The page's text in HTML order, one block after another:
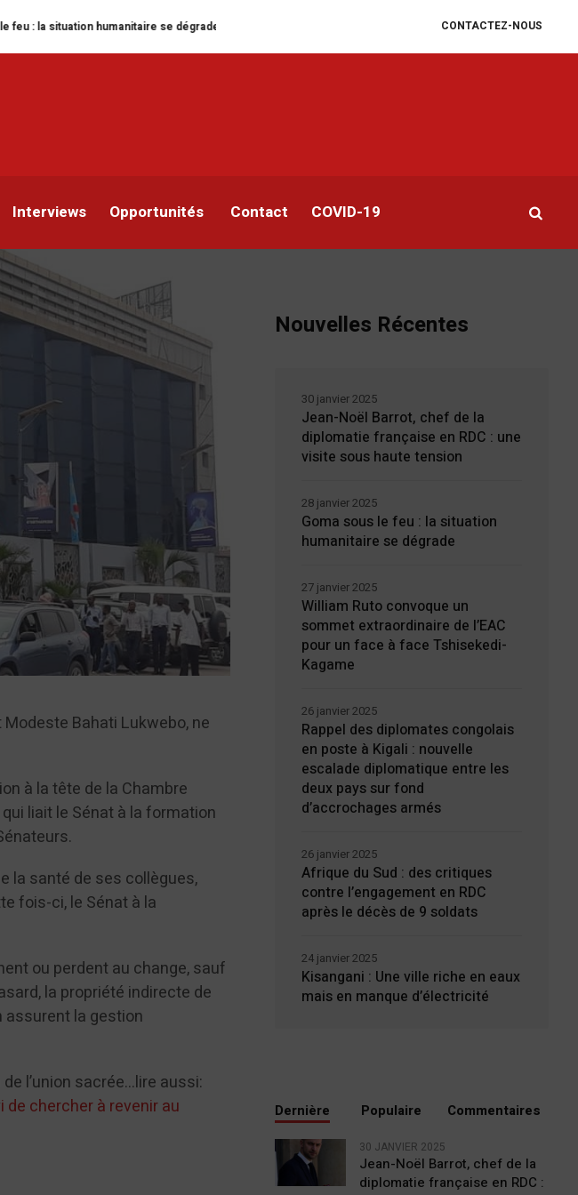
CONTACTEZ-NOUS
humanitaire se dégrade William Ruto convoque un sommet extraordinaire de l’EAC pour un face à face
Interviews Opportunités Contact COVID-19
Hospitals
Modeste Bahati Lukwebo, ne
à la tête de la Chambre
liait le Sénat à la formation
la santé de ses collègues,
fois-ci, le Sénat à la
ou perdent au change, sauf
la propriété indirecte de
assurent la gestion
l’union sacrée…lire aussi:
de chercher à revenir au
Nouvelles Récentes
Jean-Noël Barrot, chef de la
diplomatie française en RDC : une
visite sous haute tension
30 janvier 2025
Goma sous le feu : la situation
humanitaire se dégrade
28 janvier 2025
William Ruto convoque un
sommet extraordinaire de l’EAC
pour un face à face Tshisekedi-
Kagame
27 janvier 2025
Rappel des diplomates congolais
en poste à Kigali : nouvelle
escalade diplomatique entre les
deux pays sur fond
d’accrochages armés
26 janvier 2025
Afrique du Sud : des critiques
contre l’engagement en RDC
après le décès de 9 soldats
26 janvier 2025
Kisangani : Une ville riche en eaux
mais en manque d’électricité
24 janvier 2025
Dernière Populaire Commentaires
30 JANVIER 2025
Jean-Noël Barrot, chef de la
diplomatie française en RDC :